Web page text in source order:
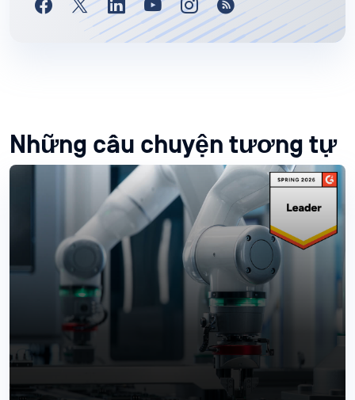
Những câu chuyện tương tự